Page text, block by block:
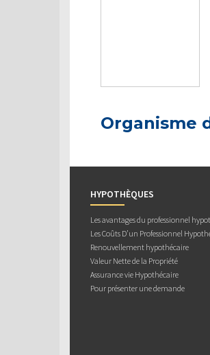
Organisme
HYPOTHÈQUES
Les avantages du professionnel
Les Coûts D’un Professionnel
Renouvellement hypothécaire
Valeur Nette de la Propriété
Assurance vie Hypothécaire
Pour présenter une demande